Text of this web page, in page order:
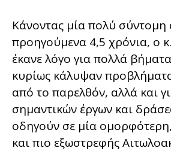
Κάνοντας μία πολύ
προηγούμενα 4,5 χρόνια, ο
έκανε λόγο για πολλά
κυρίως κάλυψαν
από το παρελθόν, αλλά και
σημαντικών έργων και
οδηγούν σε μία
και πιο εξωστρεφής